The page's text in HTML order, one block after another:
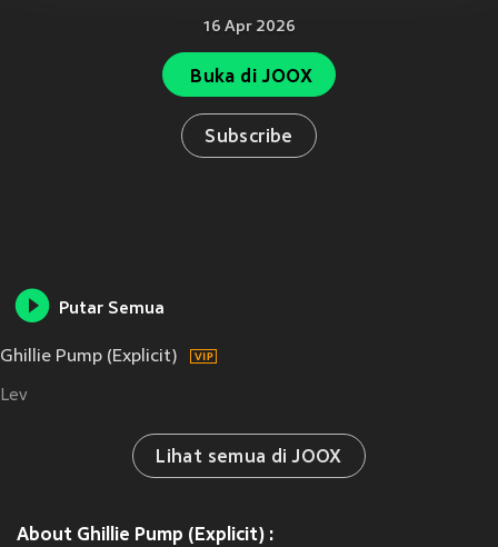
16 Apr 2026
Buka di JOOX
Subscribe
Putar Semua
Ghillie Pump (Explicit)
Lev
Lihat semua di JOOX
About Ghillie Pump (Explicit) :